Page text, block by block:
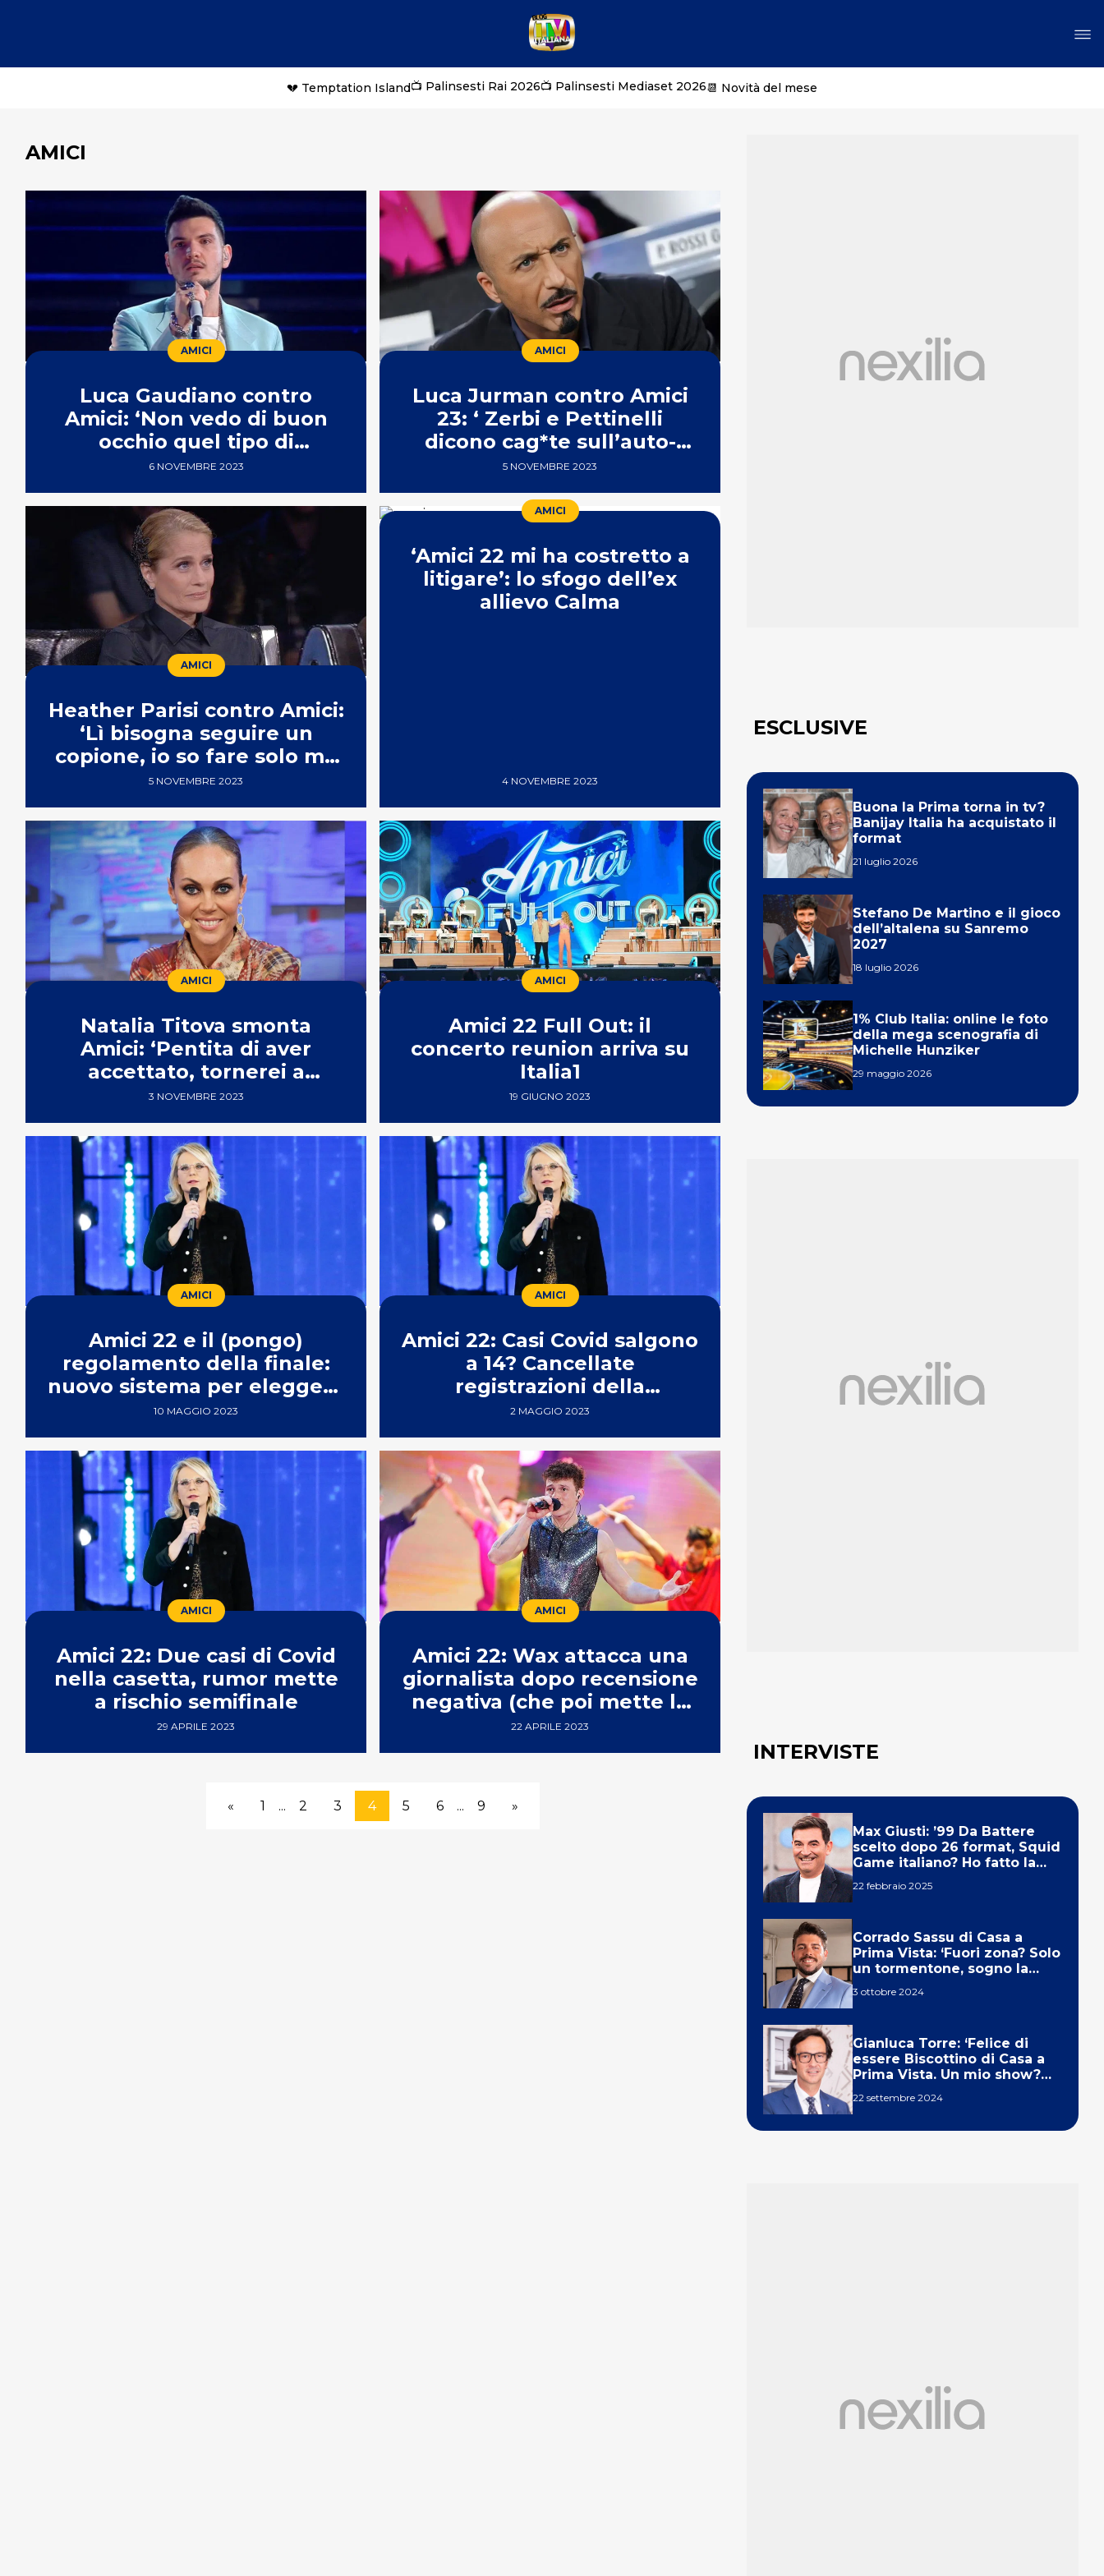
💔 Temptation Island📺 Palinsesti Rai 2026📺 Palinsesti Mediaset 2026📆 Novità del mese
AMICI
AMICI
Luca Gaudiano contro
Amici: ‘Non vedo di buon
occhio quel tipo di
percorso’
6 NOVEMBRE 2023
AMICI
Luca Jurman contro Amici
23: ‘ Zerbi e Pettinelli
dicono cag*te sull’auto-
tune’
5 NOVEMBRE 2023
AMICI
Heather Parisi contro Amici:
‘Lì bisogna seguire un
copione, io so fare solo me
stessa’
5 NOVEMBRE 2023
AMICI
‘Amici 22 mi ha costretto a
litigare’: lo sfogo dell’ex
allievo Calma
4 NOVEMBRE 2023
AMICI
Natalia Titova smonta
Amici: ‘Pentita di aver
accettato, tornerei a
Ballando’
3 NOVEMBRE 2023
AMICI
Amici 22 Full Out: il
concerto reunion arriva su
Italia1
19 GIUGNO 2023
AMICI
Amici 22 e il (pongo)
regolamento della finale:
nuovo sistema per eleggere
il vincitore
10 MAGGIO 2023
AMICI
Amici 22: Casi Covid salgono
a 14? Cancellate
registrazioni della
semifinale, il rumor
2 MAGGIO 2023
AMICI
Amici 22: Due casi di Covid
nella casetta, rumor mette
a rischio semifinale
29 APRILE 2023
AMICI
Amici 22: Wax attacca una
giornalista dopo recensione
negativa (che poi mette le
mani avanti)
22 APRILE 2023
« 1 ... 2 3 4 5 6 ... 9 »
ESCLUSIVE
Buona la Prima torna in tv?
Banijay Italia ha acquistato il
format
21 luglio 2026
Stefano De Martino e il gioco
dell’altalena su Sanremo
2027
18 luglio 2026
1% Club Italia: online le foto
della mega scenografia di
Michelle Hunziker
29 maggio 2026
INTERVISTE
Max Giusti: ’99 Da Battere
scelto dopo 26 format, Squid
Game italiano? Ho fatto la
22 febbraio 2025
Corrado Sassu di Casa a
Prima Vista: ‘Fuori zona? Solo
un tormentone, sogno la
3 ottobre 2024
Gianluca Torre: ‘Felice di
essere Biscottino di Casa a
Prima Vista. Un mio show?
22 settembre 2024